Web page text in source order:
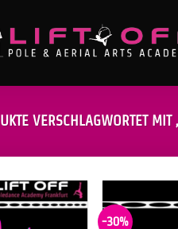
VERSCHLAGWORTET MIT
-30%